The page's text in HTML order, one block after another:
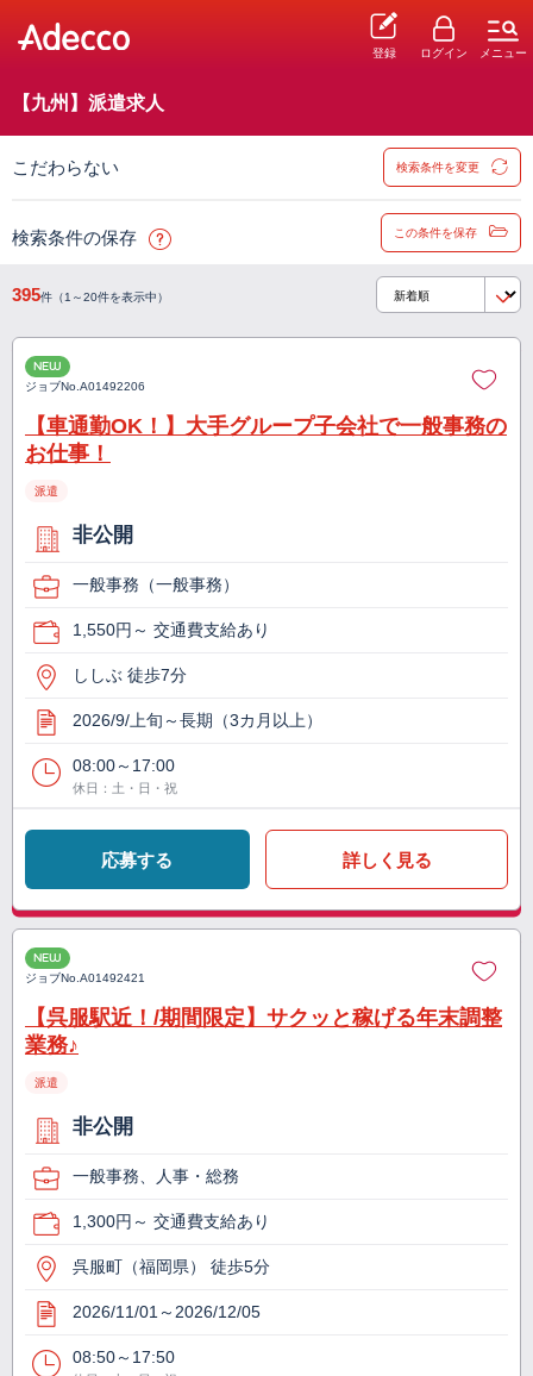
登録 ログイン メニュー
【九州】派遣求人
こだわらない 検索条件を変更
検索条件の保存 この条件を保存
395件（1～20件を表示中）
NEW
ジョブNo.A01492206
【車通勤OK！】大手グループ子会社で一般事務の
お仕事！
派遣
非公開
一般事務（一般事務）
1,550円～ 交通費支給あり
ししぶ 徒歩7分
2026/9/上旬～長期（3カ月以上）
08:00～17:00
休日：土・日・祝
応募する 詳しく見る
NEW
ジョブNo.A01492421
【呉服駅近！/期間限定】サクッと稼げる年末調整
業務♪
派遣
非公開
一般事務、人事・総務
1,300円～ 交通費支給あり
呉服町（福岡県） 徒歩5分
2026/11/01～2026/12/05
08:50～17:50